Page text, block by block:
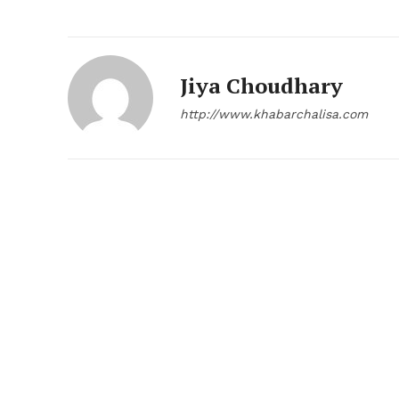
Jiya Choudhary
http://www.khabarchalisa.com